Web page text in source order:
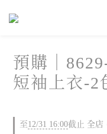
預購｜
短袖上衣-2
至12/31 16:00截止 全店